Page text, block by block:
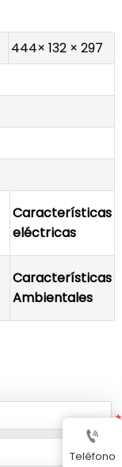
444× 132 × 297
Características
eléctricas
Características
Ambientales

Teléfono